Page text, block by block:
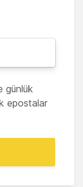
günlük
epostalar